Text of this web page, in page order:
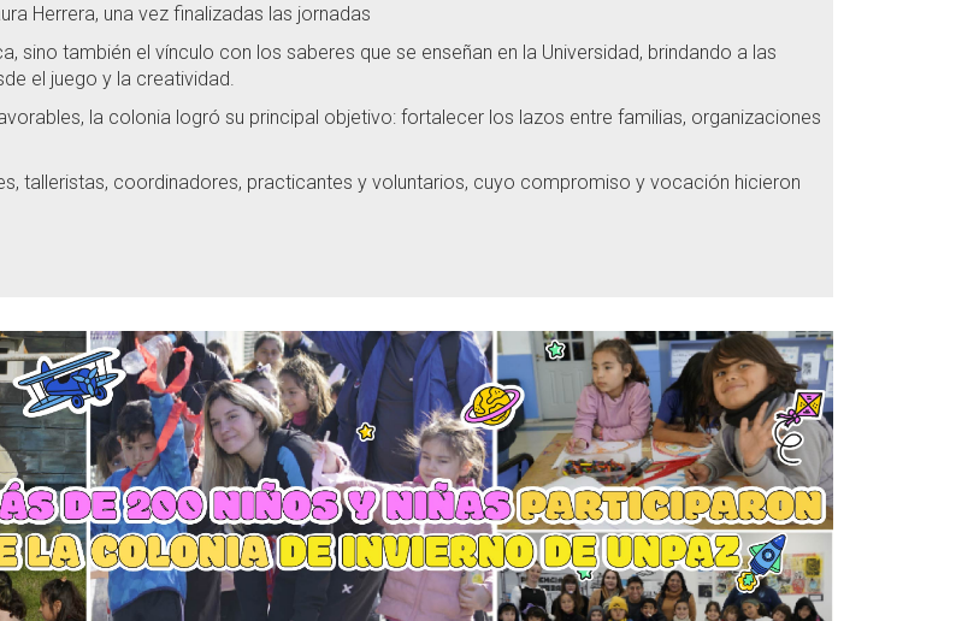
Herrera, una vez finalizadas las jornadas
también el vínculo con los saberes que se enseñan en la Universidad, brindando a las
el juego y la creatividad.
la colonia logró su principal objetivo: fortalecer los lazos entre familias, organizaciones
talleristas, coordinadores, practicantes y voluntarios, cuyo compromiso y vocación hicieron